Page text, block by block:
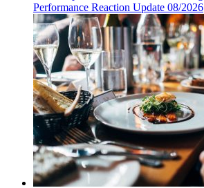
Performance Reaction Update 08/2026